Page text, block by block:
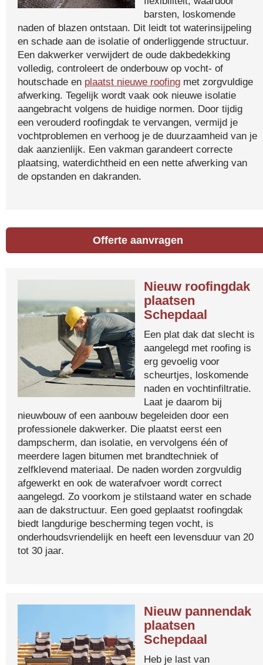
barsten, loskomende
naden of blazen ontstaan. Dit leidt tot waterinsijpeling
en schade aan de isolatie of onderliggende structuur.
Een dakwerker verwijdert de oude dakbedekking
volledig, controleert de onderbouw op vocht- of
houtschade en plaatst nieuwe roofing met zorgvuldige
afwerking. Tegelijk wordt vaak ook nieuwe isolatie
aangebracht volgens de huidige normen. Door tijdig
een verouderd roofingdak te vervangen, vermijd je
vochtproblemen en verhoog je de duurzaamheid van je
dak aanzienlijk. Een vakman garandeert correcte
plaatsing, waterdichtheid en een nette afwerking van
de opstanden en dakranden.
Offerte aanvragen
Nieuw roofingdak
plaatsen
Schepdaal
Een plat dak dat slecht is
aangelegd met roofing is
erg gevoelig voor
scheurtjes, loskomende
naden en vochtinfiltratie.
Laat je daarom bij
nieuwbouw of een aanbouw begeleiden door een
professionele dakwerker. Die plaatst eerst een
dampscherm, dan isolatie, en vervolgens één of
meerdere lagen bitumen met brandtechniek of
zelfklevend materiaal. De naden worden zorgvuldig
afgewerkt en ook de waterafvoer wordt correct
aangelegd. Zo voorkom je stilstaand water en schade
aan de dakstructuur. Een goed geplaatst roofingdak
biedt langdurige bescherming tegen vocht, is
onderhoudsvriendelijk en heeft een levensduur van 20
tot 30 jaar.
Nieuw pannendak
plaatsen
Schepdaal
Heb je last van